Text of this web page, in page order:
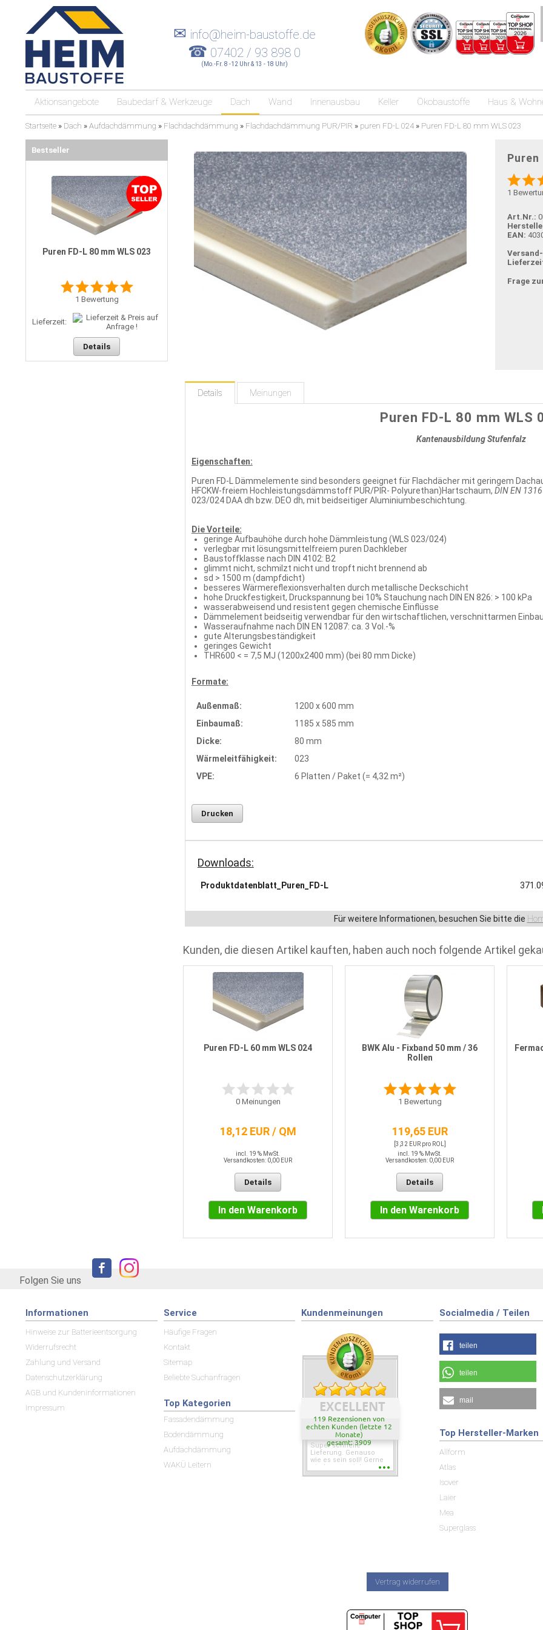
✉ info@heim-baustoffe.de
☎ 07402 / 93 898 0
(Mo.-Fr. 8 -12 Uhr & 13 - 18 Uhr)
Aktionsangebote Baubedarf & Werkzeuge Dach Wand Innenausbau Keller Ökobaustoffe Haus &
Startseite » Dach » Aufdachdämmung » Flachdachdämmung » Flachdachdämmung PUR/PIR » puren FD-L 024 » Puren FD-L 80 mm WLS 023
Puren
1
Art.Nr.:
EAN:
Frage
Details Meinungen
Puren FD-L 80 mm WLS
Kantenausbildung Stufenfalz
Eigenschaften:
Puren FD-L Dämmelemente sind besonders geeignet für Flachdächer mit geringem
HFCKW-freiem Hochleistungsdämmstoff PUR/PIR- Polyurethan)Hartschaum, DIN EN
023/024 DAA dh bzw. DEO dh, mit beidseitiger Aluminiumbeschichtung.
Die Vorteile:
geringe Aufbauhöhe durch hohe Dämmleistung (WLS 023/024)
verlegbar mit lösungsmittelfreiem puren Dachkleber
Baustoffklasse nach DIN 4102: B2
glimmt nicht, schmilzt nicht und tropft nicht brennend ab
sd > 1500 m (dampfdicht)
besseres Wärmereflexionsverhalten durch metallische Deckschicht
hohe Druckfestigkeit, Druckspannung bei 10% Stauchung nach DIN EN 826: > 100 kPa
wasserabweisend und resistent gegen chemische Einflüsse
Dämmelement beidseitig verwendbar für den wirtschaftlichen, verschnittarmen
Wasseraufnahme nach DIN EN 12087: ca. 3 Vol.-%
gute Alterungsbeständigkeit
geringes Gewicht
THR600 < = 7,5 MJ (1200x2400 mm) (bei 80 mm Dicke)
Formate:
Außenmaß:
1200 x 600 mm
Einbaumaß:
1185 x 585 mm
Dicke:
80 mm
Wärmeleitfähigkeit:
023
VPE:
6 Platten / Paket (= 4,32 m²)
Drucken
Downloads:
Produktdatenblatt_Puren_FD-L
Für weitere Informationen, besuchen Sie bitte die
Kunden, die diesen Artikel kauften, haben auch noch folgende Artikel
Puren FD-L 60 mm WLS 024
0Meinungen
18,12 EUR / QM
incl. 19 % MwSt.
Versandkosten: 0,00 EUR
Details
In den Warenkorb
BWK Alu - Fixband 50 mm / 36
Rollen
1 Bewertung
119,65 EUR
[3,32 EUR pro ROL]
incl. 19 % MwSt.
Versandkosten: 0,00 EUR
Details
In den Warenkorb
Bestseller
Puren FD-L 80 mm WLS 023
1 Bewertung
Lieferzeit:
Details
Folgen Sie uns
Informationen
Hinweise zur Batterieentsorgung
Widerrufsrecht
Zahlung und Versand
Datenschutzerklärung
AGB und Kundeninformationen
Impressum
Service
Häufige Fragen
Kontakt
Sitemap
Beliebte Suchanfragen
Top Kategorien
Fassadendämmung
Bodendämmung
Aufdachdämmung
WAKÜ Leitern
Kundenmeinungen
EXCELLENT
119 Rezensionen von
echten Kunden (letzte 12
Monate)
gesamt: 3909
Super schnelle
Lieferung. Genauso
wie es sein soll! Gerne
wieder wenn ich was
Socialmedia / Teilen
teilen
teilen
mail
Top Hersteller-Marken
Allform
Atlas
Isover
Laier
Mea
Superglass
Vertrag widerrufen